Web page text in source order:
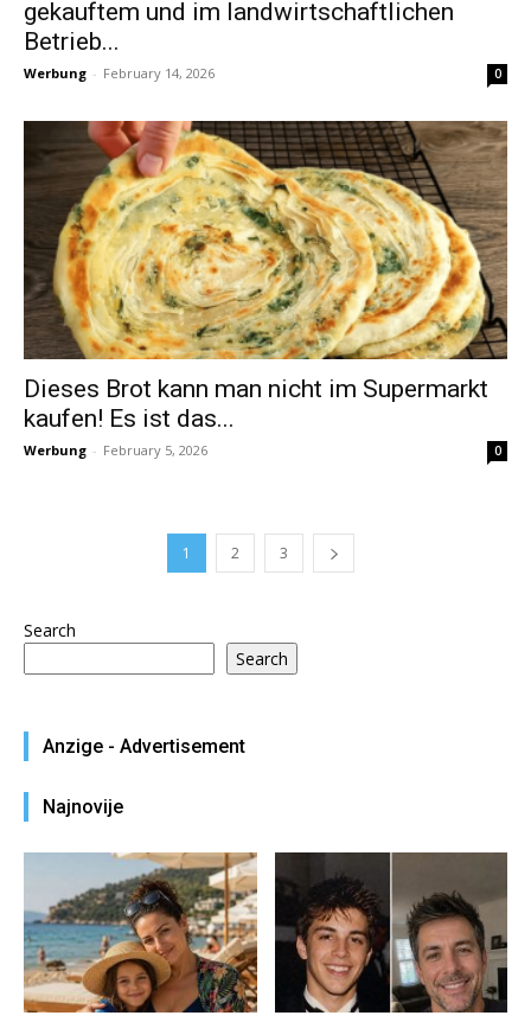
gekauftem und im landwirtschaftlichen
Betrieb...
Werbung - February 14, 2026 0
Dieses Brot kann man nicht im Supermarkt
kaufen! Es ist das...
Werbung - February 5, 2026 0
1 2 3
Search
Search
Anzige - Advertisement
Najnovije